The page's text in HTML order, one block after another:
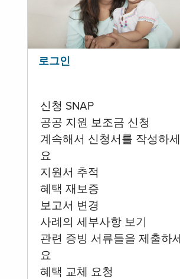
로그인
신청 SNAP
공공 지원 보조금 신청
계속해서 신청서를 작성하세
요
지원서 추적
혜택 재보증
보고서 변경
사례의 세부사항 보기
관련 증빙 서류들을 제출하세
요
혜택 교체 요청